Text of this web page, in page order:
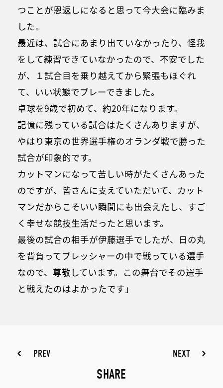
つことが恩返しになると思って今大会に臨みま
した。
最近は、試合にあまり出ていなかったり、怪我
をして練習できていなかったので、不安でした
が、１試合目を乗り越えてから緊張もほぐれ
て、いい状態でプレーできました。
卓球を9歳で初めて、約20年になります。
記憶に残っている試合はたくさんありますが、
やはり東京の世界選手権のオランダ戦で勝った
試合が印象的です。
カットマンになって苦しい時がたくさんあった
のですが、皆さんに支えていただいて、カット
マンだからこそいい瞬間にも出会えたし、すご
く幸せな競技生活だったと思います。
最後の試合の相手が伊藤選手でしたが、日の丸
を背負ってプレッシャーの中で戦っている選手
なので、尊敬しています。この舞台でその選手
と戦えたのはよかったです」
PREV NEXT
SHARE